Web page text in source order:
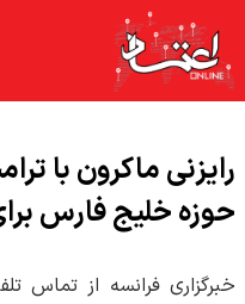
رایزنی ماکرون با
حوزه خلیج فارس
خبرگزاری فرانسه از تماس